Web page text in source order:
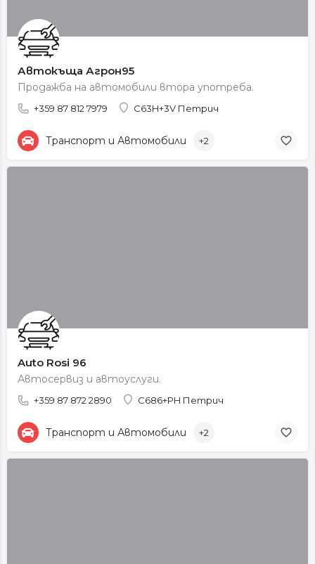
Автокъща Агрон95
Продажба на автомобили втора употреба.
+359 87 812 7979 C63H+3V Петрич
Транспорт и Автомобили +2
Auto Rosi 96
Автосервиз и автоуслуги.
+359 87 872 2890 C686+PH Петрич
Транспорт и Автомобили +2